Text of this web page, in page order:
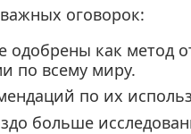
оговорок:
одобрены как метод
по всему миру.
по их
больше